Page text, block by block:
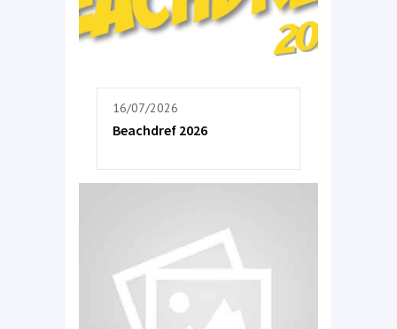
16/07/2026
Beachdref 2026